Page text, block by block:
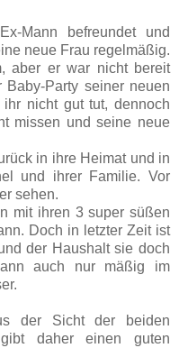
Mann befreundet und
neue Frau regelmäßig.
aber er war nicht bereit
Party seiner neuen
nicht gut tut, dennoch
missen und seine neue
in ihre Heimat und in
und ihrer Familie. Vor
sehen.
mit ihren 3 super süßen
Doch in letzter Zeit ist
der Haushalt sie doch
auch nur mäßig im
der Sicht der beiden
daher einen guten